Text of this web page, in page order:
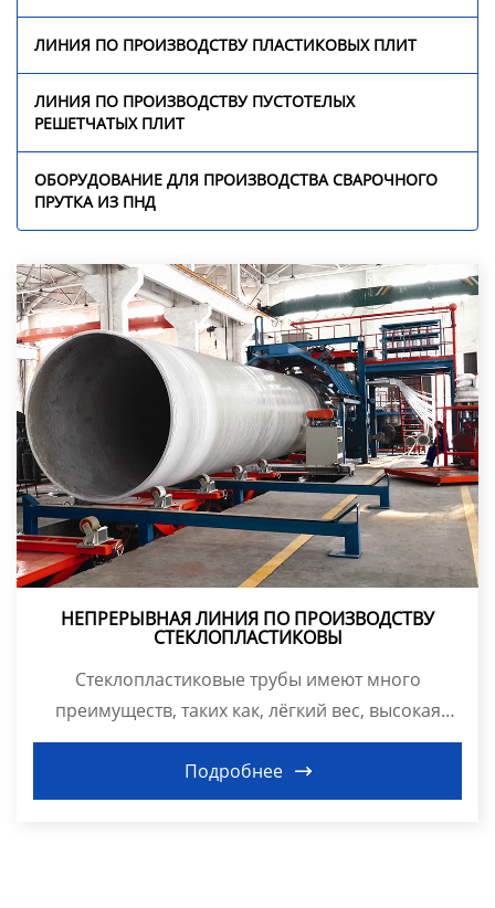
Линия по производству
пустотелых сотовых
Оборудование для
сварочного прутка из
ПНД
Видео
Новости
О нас
Контакты
Продукция
ЛИНИЯ ПО ПРОИЗВОДСТВУ ПЛАСТИКОВЫХ ПЛИТ
ЛИНИЯ ПО ПРОИЗВОДСТВУ ПУСТОТЕЛЫХ
РЕШЕТЧАТЫХ ПЛИТ
ОБОРУДОВАНИЕ ДЛЯ ПРОИЗВОДСТВА СВАРОЧНОГО
ПРУТКА ИЗ ПНД
НЕПРЕРЫВНАЯ ЛИНИЯ ПО ПРОИЗВОДСТВУ
СТЕКЛОПЛАСТИКОВЫ
Стеклопластиковые трубы имеют много
преимуществ, таких как, лёгкий вес, высокая
прочность, стой...
Подробнее
